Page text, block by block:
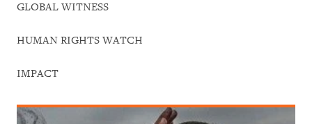
GLOBAL WITNESS
HUMAN RIGHTS WATCH
IMPACT